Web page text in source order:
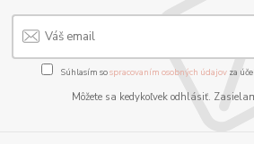
Súhlasím sospracovaním osobných údajov za
Môžete sa kedykoľvek odhlásiť.